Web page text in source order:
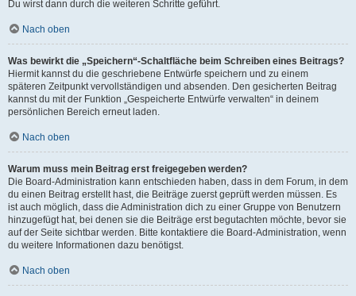
Du wirst dann durch die weiteren Schritte geführt.
Nach oben
Was bewirkt die „Speichern“-Schaltfläche beim Schreiben eines Beitrags?
Hiermit kannst du die geschriebene Entwürfe speichern und zu einem
späteren Zeitpunkt vervollständigen und absenden. Den gesicherten Beitrag
kannst du mit der Funktion „Gespeicherte Entwürfe verwalten“ in deinem
persönlichen Bereich erneut laden.
Nach oben
Warum muss mein Beitrag erst freigegeben werden?
Die Board-Administration kann entschieden haben, dass in dem Forum, in dem
du einen Beitrag erstellt hast, die Beiträge zuerst geprüft werden müssen. Es
ist auch möglich, dass die Administration dich zu einer Gruppe von Benutzern
hinzugefügt hat, bei denen sie die Beiträge erst begutachten möchte, bevor sie
auf der Seite sichtbar werden. Bitte kontaktiere die Board-Administration, wenn
du weitere Informationen dazu benötigst.
Nach oben